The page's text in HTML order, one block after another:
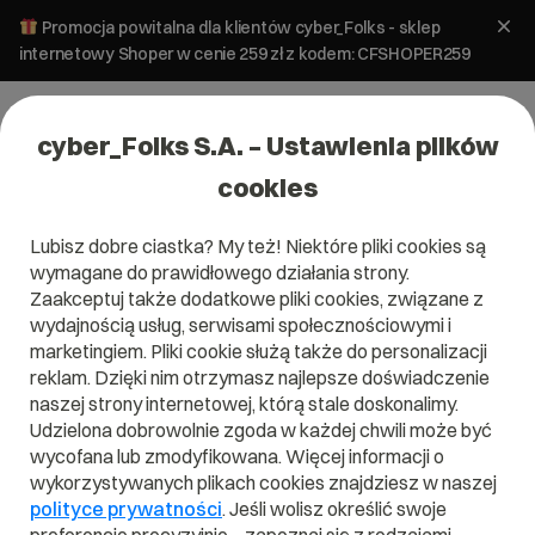
Promocja powitalna dla klientów cyber_Folks - sklep
internetowy Shoper w cenie 259 zł z kodem: CFSHOPER259
Serwery
vroot_START!
Skonfiguruj wybrany pakiet i sprawdź, co
najchętniej wybierali do niego inni
użytkownicy.
Rejestracja na okres
cyber_Folks S.A. – Ustawienia plików
cookies
Lubisz dobre ciastka? My też! Niektóre pliki cookies są
wymagane do prawidłowego działania strony.
Zaakceptuj także dodatkowe pliki cookies, związane z
wydajnością usług, serwisami społecznościowymi i
marketingiem. Pliki cookie służą także do personalizacji
reklam. Dzięki nim otrzymasz najlepsze doświadczenie
naszej strony internetowej, którą stale doskonalimy.
Udzielona dobrowolnie zgoda w każdej chwili może być
wycofana lub zmodyfikowana. Więcej informacji o
wykorzystywanych plikach cookies znajdziesz w naszej
polityce prywatności. Jeśli wolisz określić swoje